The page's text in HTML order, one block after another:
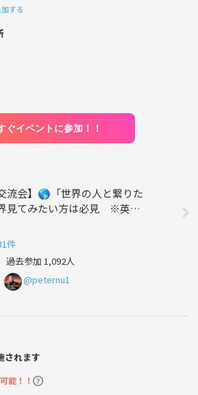
する
ぐイベントに参加！！
流会】🌎「世界の人と繋りた
見てみたい方は必見 ※英語
ご参加いただけます。
件
過去参加 1,092人
@peternu1
されます
能！！